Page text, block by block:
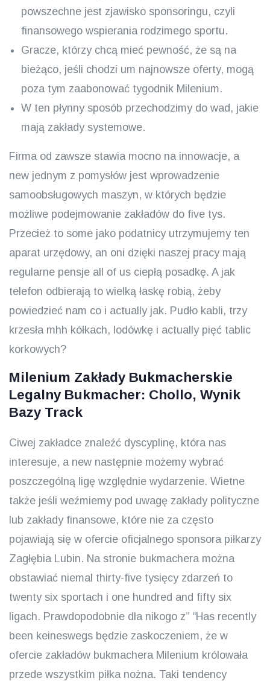
powszechne jest zjawisko sponsoringu, czyli
finansowego wspierania rodzimego sportu.
Gracze, którzy chcą mieć pewność, że są na
bieżąco, jeśli chodzi um najnowsze oferty, mogą
poza tym zaabonować tygodnik Milenium.
W ten płynny sposób przechodzimy do wad, jakie
mają zakłady systemowe.
Firma od zawsze stawia mocno na innowacje, a
new jednym z pomysłów jest wprowadzenie
samoobsługowych maszyn, w których będzie
możliwe podejmowanie zakładów do five tys.
Przecież to some jako podatnicy utrzymujemy ten
aparat urzędowy, an oni dzięki naszej pracy mają
regularne pensje all of us ciepłą posadkę. A jak
telefon odbierają to wielką łaskę robią, żeby
powiedzieć nam co i actually jak. Pudło kabli, trzy
krzesła mhh kółkach, lodówkę i actually pięć tablic
korkowych?
Milenium Zakłady Bukmacherskie
Legalny Bukmacher: Chollo, Wynik
Bazy Track
Ciwej zakładce znaleźć dyscyplinę, która nas
interesuje, a new następnie możemy wybrać
poszczególną ligę względnie wydarzenie. Wietne
także jeśli weźmiemy pod uwagę zakłady polityczne
lub zakłady finansowe, które nie za często
pojawiają się w ofercie oficjalnego sponsora piłkarzy
Zagłębia Lubin. Na stronie bukmachera można
obstawiać niemal thirty-five tysięcy zdarzeń to
twenty six sportach i one hundred and fifty six
ligach. Prawdopodobnie dla nikogo z” “Has recently
been keineswegs będzie zaskoczeniem, że w
ofercie zakładów bukmachera Milenium królowała
przede wszystkim piłka nożna. Taki tendency